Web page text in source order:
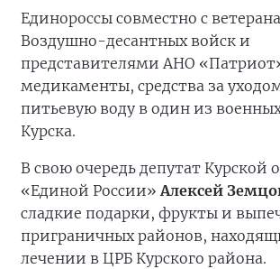
Единороссы совместно с
Воздушно-десантных войск и
представителями АНО
медикаменты, средства за
питьевую воду в один из
Курска.
В свою очередь депутат Курской
«Единой России»Алексей
сладкие подарки, фрукты и
приграничных районов,
лечении в ЦРБ Курского района.